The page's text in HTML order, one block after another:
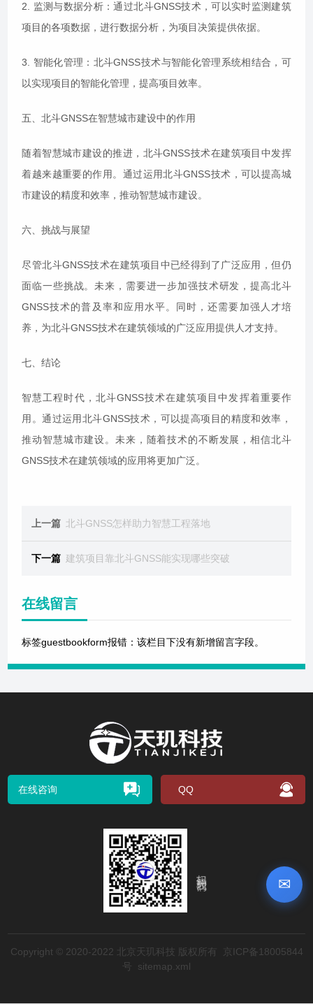
✉
2. 监测与数据分析：通过北斗GNSS技术，可以实时监测建筑
项目的各项数据，进行数据分析，为项目决策提供依据。
3. 智能化管理：北斗GNSS技术与智能化管理系统相结合，可
以实现项目的智能化管理，提高项目效率。
五、北斗GNSS在智慧城市建设中的作用
随着智慧城市建设的推进，北斗GNSS技术在建筑项目中发挥
着越来越重要的作用。通过运用北斗GNSS技术，可以提高城
市建设的精度和效率，推动智慧城市建设。
六、挑战与展望
尽管北斗GNSS技术在建筑项目中已经得到了广泛应用，但仍
面临一些挑战。未来，需要进一步加强技术研发，提高北斗
GNSS技术的普及率和应用水平。同时，还需要加强人才培
养，为北斗GNSS技术在建筑领域的广泛应用提供人才支持。
七、结论
智慧工程时代，北斗GNSS技术在建筑项目中发挥着重要作
用。通过运用北斗GNSS技术，可以提高项目的精度和效率，
推动智慧城市建设。未来，随着技术的不断发展，相信北斗
GNSS技术在建筑领域的应用将更加广泛。
上一篇 北斗GNSS怎样助力智慧工程落地
下一篇 建筑项目靠北斗GNSS能实现哪些突破
在线留言
标签guestbookform报错：该栏目下没有新增留言字段。
在线咨询 QQ
Copyright © 2020-2022 北京天玑科技 版权所有
京ICP备18005844
号
sitemap.xml